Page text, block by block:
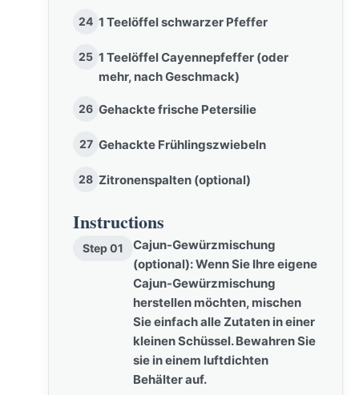
24 1 Teelöffel schwarzer Pfeffer
25 1 Teelöffel Cayennepfeffer (oder
mehr, nach Geschmack)
26 Gehackte frische Petersilie
27 Gehackte Frühlingszwiebeln
28 Zitronenspalten (optional)
Instructions
Step 01
Cajun-Gewürzmischung
(optional): Wenn Sie Ihre eigene
Cajun-Gewürzmischung
herstellen möchten, mischen
Sie einfach alle Zutaten in einer
kleinen Schüssel. Bewahren Sie
sie in einem luftdichten
Behälter auf.